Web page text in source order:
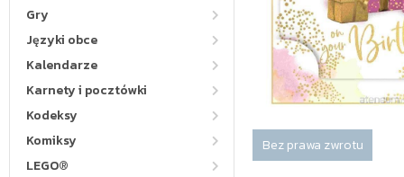
Gry
Języki obce
Kalendarze
Karnety i pocztówki
Kodeksy
Komiksy
LEGO®
Bez prawa zwrotu